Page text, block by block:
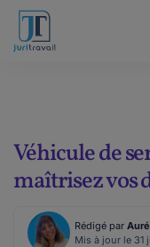
Véhicule de
maîtrisez vos
Rédigé par
Mis à jour le 31